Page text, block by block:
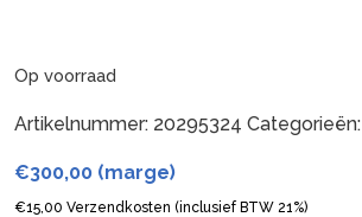
Op voorraad
Artikelnummer: 20295324 Categorieën:
€300,00 (marge)
€15,00 Verzendkosten (inclusief BTW 21%)